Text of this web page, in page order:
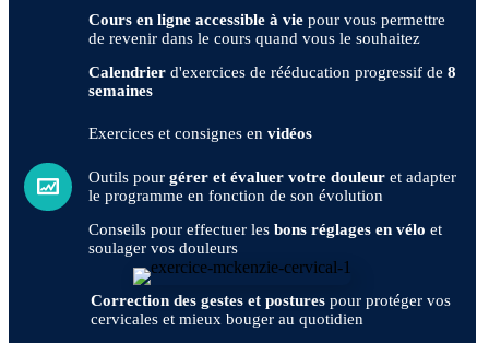
Cours en ligne accessible à viepour vous permettre
de revenir dans le cours quand vous le souhaitez
Calendrierd'exercices de rééducation progressif de 8
semaines
Exercices et consignes en vidéos
Outils pour gérer et évaluer votre douleuret adapter
le programme en fonction de son évolution
Conseils pour effectuer les bons réglages en vélo et
soulager vos douleurs
Correction des gestes et postures pour protéger vos
cervicales et mieux bouger au quotidien